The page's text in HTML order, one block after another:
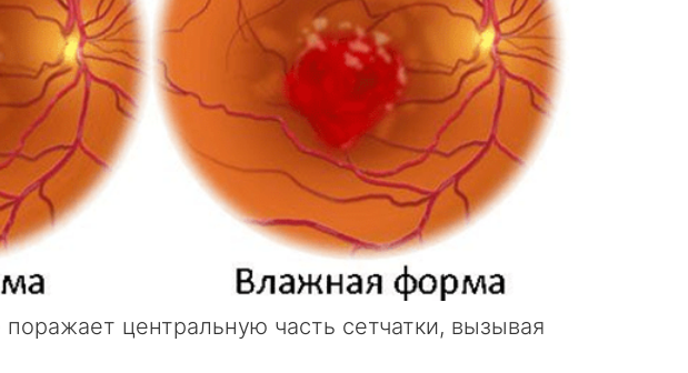
центральную часть сетчатки, вызывая